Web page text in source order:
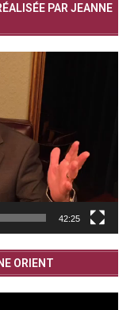
PAR JEANNE
42:25
ORIENT